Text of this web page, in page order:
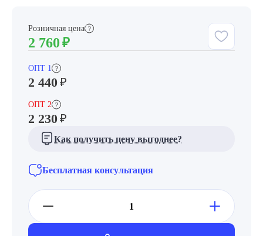
Розничная цена ?
2 760 ₽
ОПТ 1 ?
2 440₽
ОПТ 2 ?
2 230₽
Как получить цену выгоднее?
Бесплатная консультация